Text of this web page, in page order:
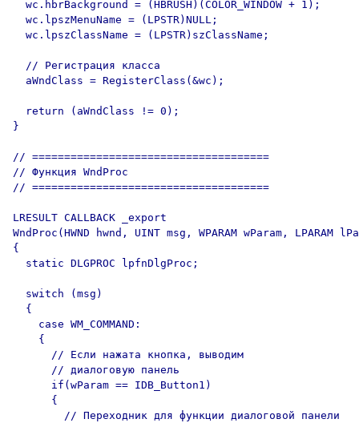
  wc.hbrBackground = (HBRUSH)(COLOR_WINDOW + 1);
  wc.lpszMenuName = (LPSTR)NULL;
  wc.lpszClassName = (LPSTR)szClassName;
  // Регистрация класса
  aWndClass = RegisterClass(&wc);
  return (aWndClass != 0);
}
// =====================================
// Функция WndProc
// =====================================
LRESULT CALLBACK _export
WndProc(HWND hwnd, UINT msg, WPARAM wParam, LPARAM
{
  static DLGPROC lpfnDlgProc;
  switch (msg)
  {
    case WM_COMMAND:
    {
      // Если нажата кнопка, выводим
      // диалоговую панель
      if(wParam == IDB_Button1)
      {
        // Переходник для функции диалоговой панели